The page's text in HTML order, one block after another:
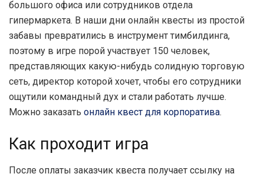
большого офиса или сотрудников отдела
гипермаркета. В наши дни онлайн квесты из простой
забавы превратились в инструмент тимбилдинга,
поэтому в игре порой участвует 150 человек,
представляющих какую-нибудь солидную торговую
сеть, директор которой хочет, чтобы его сотрудники
ощутили командный дух и стали работать лучше.
Можно заказать онлайн квест для корпоратива.
Как проходит игра
После оплаты заказчик квеста получает ссылку на